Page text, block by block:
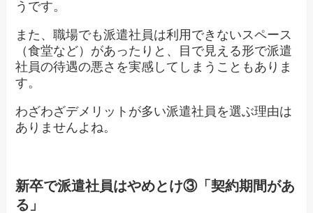
うです。
また、職場でも派遣社員は利用できないスペース
（食堂など）があったりと、目で見える形で派遣
社員の待遇の悪さを実感してしまうこともありま
す。
わざわざデメリットが多い派遣社員を選ぶ理由は
ありませんよね。
新卒で派遣社員はやめとけ③「契約期間があ
る」